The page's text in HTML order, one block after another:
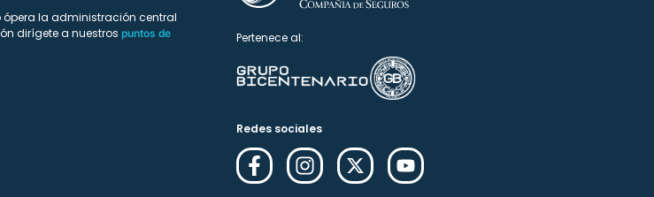
ópera la administración central
dirígete a nuestros puntos de
Pertenece al:
Redes sociales